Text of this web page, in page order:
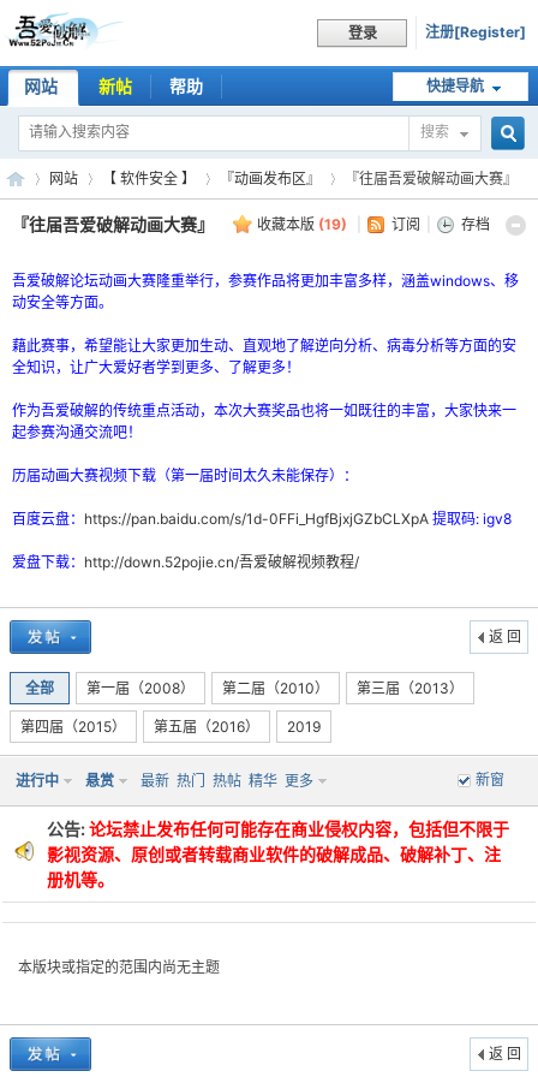
登录 注册[Register]
快捷导航
网站 新帖 帮助
搜索
索
吾
爱
破
»
网站
›
【 软件安全 】
›
『动画发布区』
›
『往届吾爱破解动画大赛』
收藏本版 (19) 订阅 存档
『往届吾爱破解动画大赛』
吾爱破解论坛动画大赛隆重举行，参赛作品将更加丰富多样，涵盖windows、移
动安全等方面。
藉此赛事，希望能让大家更加生动、直观地了解逆向分析、病毒分析等方面的安
全知识，让广大爱好者学到更多、了解更多！
作为吾爱破解的传统重点活动，本次大赛奖品也将一如既往的丰富，大家快来一
起参赛沟通交流吧！
历届动画大赛视频下载（第一届时间太久未能保存）：
百度云盘： https://pan.baidu.com/s/1d-0FFi_HgfBjxjGZbCLXpA 提取码: igv8
爱盘下载： http://down.52pojie.cn/吾爱破解视频教程/
返 回
全部 第一届（2008） 第二届（2010） 第三届（2013）
第四届（2015） 第五届（2016） 2019
新窗
进行中 悬赏 最新 热门 热帖 精华 更多
公告:论坛禁止发布任何可能存在商业侵权内容，包括但不限于
影视资源、原创或者转载商业软件的破解成品、破解补丁、注
册机等。
本版块或指定的范围内尚无主题
返 回